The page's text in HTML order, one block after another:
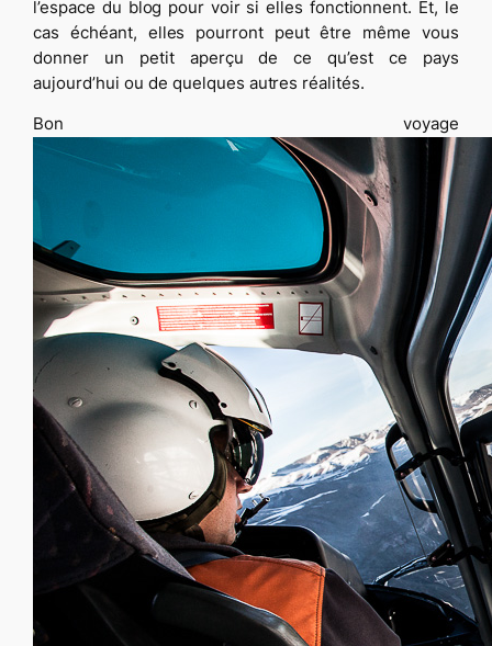
l’espace du blog pour voir si elles fonctionnent. Et, le
cas échéant, elles pourront peut être même vous
donner un petit aperçu de ce qu’est ce pays
aujourd’hui ou de quelques autres réalités.
Bon voyage